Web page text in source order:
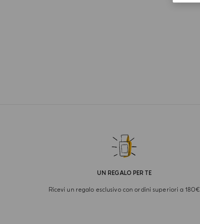
UN REGALO PER TE
Ricevi un regalo esclusivo con ordini superiori a 180€